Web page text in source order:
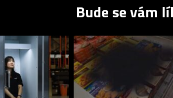
Bude se vám